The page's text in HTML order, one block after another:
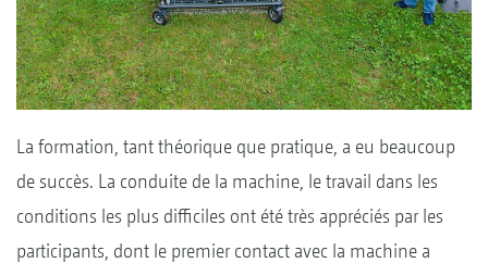
La formation, tant théorique que pratique, a eu beaucoup
de succès. La conduite de la machine, le travail dans les
conditions les plus difficiles ont été très appréciés par les
participants, dont le premier contact avec la machine a